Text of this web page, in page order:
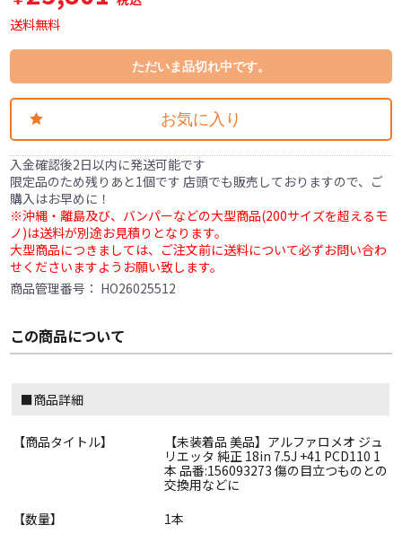
送料無料
ただいま品切れ中です。
お気に入り
入金確認後2日以内に発送可能です
限定品のため残りあと1個です 店頭でも販売しておりますので、ご
購入はお早めに！
※沖縄・離島及び、バンパーなどの大型商品(200サイズを超えるモ
ノ)は送料が別途お見積りとなります。
大型商品につきましては、ご注文前に送料について必ずお問い合わ
せくださいますようお願い致します。
商品管理番号： HO26025512
この商品について
■商品詳細
【商品タイトル】
【未装着品 美品】アルファロメオ ジュ
リエッタ 純正 18in 7.5J +41 PCD110 1
本 品番:156093273 傷の目立つものとの
交換用などに
【数量】
1本